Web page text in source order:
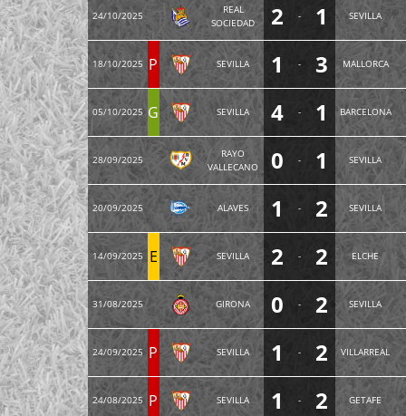
24/10/2025
REAL
SOCIEDAD
2 - 1 SEVILLA
18/10/2025 P SEVILLA 1 - 3 MALLORCA
05/10/2025 G SEVILLA 4 - 1 BARCELONA
28/09/2025
RAYO
VALLECANO
0 - 1 SEVILLA
20/09/2025 ALAVES 1 - 2 SEVILLA
14/09/2025 E SEVILLA 2 - 2 ELCHE
31/08/2025 GIRONA 0 - 2 SEVILLA
24/09/2025 P SEVILLA 1 - 2 VILLARREAL
24/08/2025 P SEVILLA 1 - 2 GETAFE